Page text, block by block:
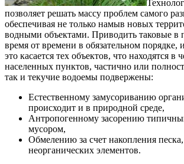
позволяет решать массу проблем самого
обеспечивая не только намыв новых
водными объектами. Приводить таковые в
время от времени в обязательном порядке,
это касается тех объектов, что находятся в
населенных пунктов, частично или
так и текучие водоемы подвержены:
Естественному замусориванию
происходит и в природной среде,
Антропогенному засорению
мусором,
Обмелению за счет накопления
неорганических элементов.